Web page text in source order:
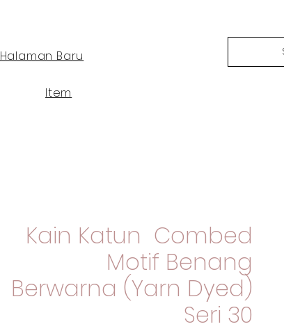
Halaman Baru
Item
Kain Katun Combed
Motif Benang
Berwarna (Yarn Dyed)
Seri 30